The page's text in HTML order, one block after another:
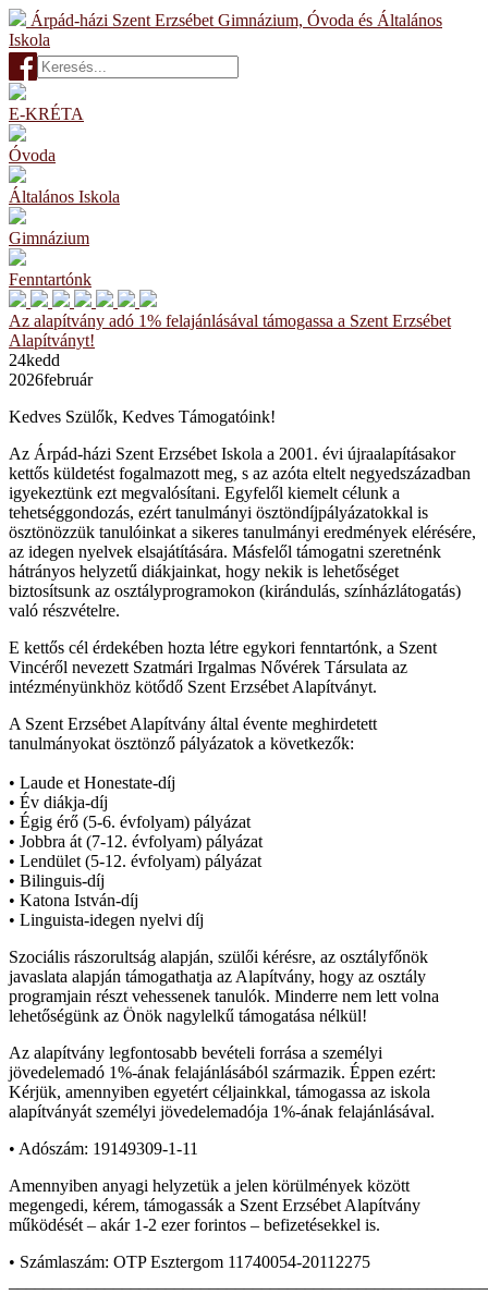
Árpád-házi Szent Erzsébet Gimnázium, Óvoda és Általános
Iskola
E-KRÉTA
Óvoda
Általános Iskola
Gimnázium
Fenntartónk
Az alapítvány adó 1% felajánlásával támogassa a Szent Erzsébet
Alapítványt!
24kedd
2026február
Kedves Szülők, Kedves Támogatóink!
Az Árpád-házi Szent Erzsébet Iskola a 2001. évi újraalapításakor
kettős küldetést fogalmazott meg, s az azóta eltelt negyedszázadban
igyekeztünk ezt megvalósítani. Egyfelől kiemelt célunk a
tehetséggondozás, ezért tanulmányi ösztöndíjpályázatokkal is
ösztönözzük tanulóinkat a sikeres tanulmányi eredmények elérésére,
az idegen nyelvek elsajátítására. Másfelől támogatni szeretnénk
hátrányos helyzetű diákjainkat, hogy nekik is lehetőséget
biztosítsunk az osztályprogramokon (kirándulás, színházlátogatás)
való részvételre.
E kettős cél érdekében hozta létre egykori fenntartónk, a Szent
Vincéről nevezett Szatmári Irgalmas Nővérek Társulata az
intézményünkhöz kötődő Szent Erzsébet Alapítványt.
A Szent Erzsébet Alapítvány által évente meghirdetett
tanulmányokat ösztönző pályázatok a következők:
• Laude et Honestate-díj
• Év diákja-díj
• Égig érő (5-6. évfolyam) pályázat
• Jobbra át (7-12. évfolyam) pályázat
• Lendület (5-12. évfolyam) pályázat
• Bilinguis-díj
• Katona István-díj
• Linguista-idegen nyelvi díj
Szociális rászorultság alapján, szülői kérésre, az osztályfőnök
javaslata alapján támogathatja az Alapítvány, hogy az osztály
programjain részt vehessenek tanulók. Minderre nem lett volna
lehetőségünk az Önök nagylelkű támogatása nélkül!
Az alapítvány legfontosabb bevételi forrása a személyi
jövedelemadó 1%-ának felajánlásából származik. Éppen ezért:
Kérjük, amennyiben egyetért céljainkkal, támogassa az iskola
alapítványát személyi jövedelemadója 1%-ának felajánlásával.
• Adószám: 19149309-1-11
Amennyiben anyagi helyzetük a jelen körülmények között
megengedi, kérem, támogassák a Szent Erzsébet Alapítvány
működését – akár 1-2 ezer forintos – befizetésekkel is.
• Számlaszám: OTP Esztergom 11740054-20112275